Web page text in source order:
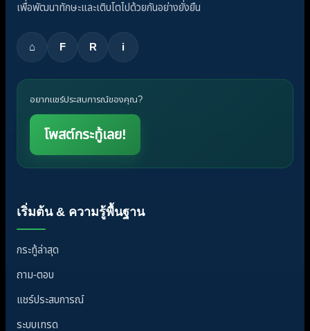
เพื่อพัฒนาทักษะและเติบโตไปด้วยกันอย่างยั่งยืน
⌂ F R i
อยากแชร์ประสบการณ์ของคุณ?
โพสต์กระทู้เลย!
เริ่มต้น & ความรู้พื้นฐาน
กระทู้ล่าสุด
ถาม-ตอบ
แชร์ประสบการณ์
ระบบเทรด